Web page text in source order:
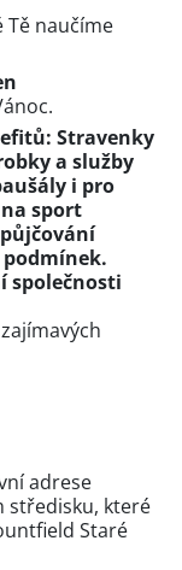
naučíme
Stravenky
a služby
i pro
sport
společnosti
adrese
středisku, které
Staré